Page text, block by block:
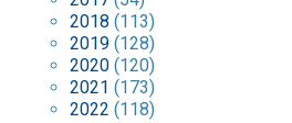
2018 (113)
2019 (128)
2020 (120)
2021 (173)
2022 (118)